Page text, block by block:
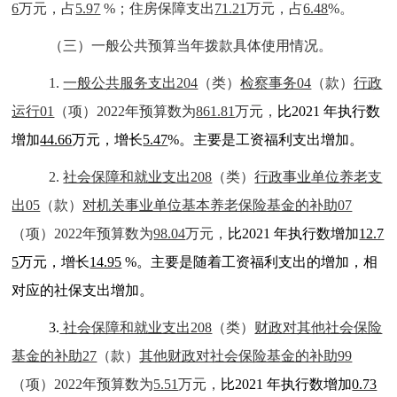
6万元，占5.97 %；住房保障支出71.21万元，占6.48%。
（三）一般公共预算当年拨款具体使用情况。
1.一般公共服务支出204 （类）检察事务04 （款）行政
运行01
（项）2022年预算数为861.81万元， 比2021 年执行数
增加44.66万元，增长5.47%。主要是工资福利支出增加。
2. 社会保障和就业支出208 （类）行政事业单位养老支
出05 （款） 对机关事业单位基本养老保险基金的补助07
（项）2022年预算数为98.04万元， 比2021 年执行数增加12.7
5万元，增长14.95 %。主要是随着工资福利支出的增加，相
对应的社保支出增加。
3. 社会保障和就业支出208 （类） 财政对其他社会保险
基金的补助27 （款）其他财政对社会保险基金的补助99
（项）2022年预算数为5.51万元， 比2021 年执行数增加0.73